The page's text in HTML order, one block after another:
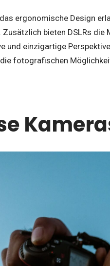
ergonomische Design
bieten DSLRs
und einzigartige
fotografischen